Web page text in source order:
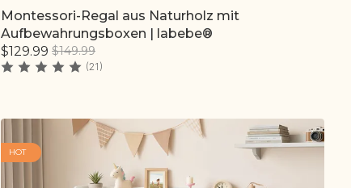
Schnell hinzufügen
Montessori-Regal aus Naturholz mit
Aufbewahrungsboxen | labebe®
$129.99 $149.99
(21)
HOT